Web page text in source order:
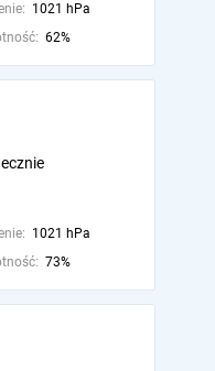
1021 hPa
62%
1021 hPa
73%